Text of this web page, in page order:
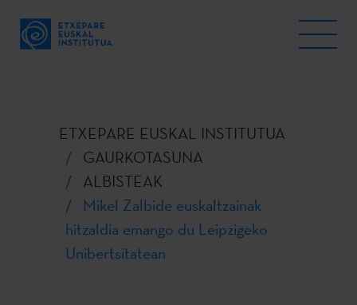
ETXEPARE EUSKAL INSTITUTUA
GAURKOTASUNA
ALBISTEAK
Mikel Zalbide euskaltzainak
hitzaldia emango du Leipzigeko
Unibertsitatean